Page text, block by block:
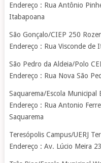
Endereço : Rua Antônio
Itabapoana
São Gonçalo/CIEP 250
Endereço : Rua Visconde de
São Pedro da Aldeia/Polo
Endereço : Rua Nova São
Saquarema/Escola Municipal
Endereço : Rua Antonio
Saquarema
Teresópolis Campus/UERJ
Endereço : Av. Lúcio Meira